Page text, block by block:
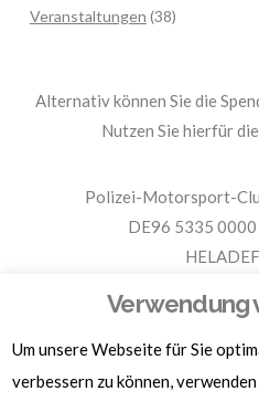
Veranstaltungen (38)
Alternativ können Sie die
Nutzen Sie hierfür
Polizei-Motorsport-
DE96 5335
Für
Informationen,
Verwendung
Um unsere Webseite für Sie
verbessern zu können,